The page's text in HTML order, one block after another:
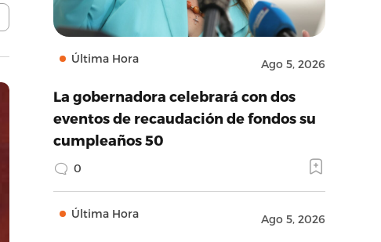
Última Hora Ago 5, 2026
La gobernadora celebrará con dos
eventos de recaudación de fondos su
cumpleaños 50
0
Última Hora Ago 5, 2026